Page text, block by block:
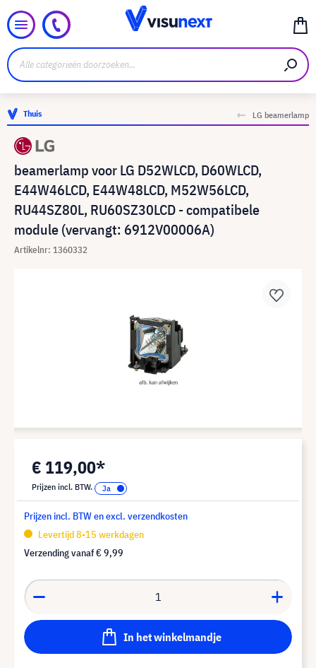
Thuis LG beamerlamp
beamerlamp voor LG D52WLCD, D60WLCD,
E44W46LCD, E44W48LCD, M52W56LCD,
RU44SZ80L, RU60SZ30LCD - compatibele
module (vervangt: 6912V00006A)
Artikelnr: 1360332
€ 119,00*
Prijzen incl. BTW.
Prijzen incl. BTW en excl. verzendkosten
Levertijd 8-15 werkdagen
Verzending vanaf€ 9,99
In het winkelmandje